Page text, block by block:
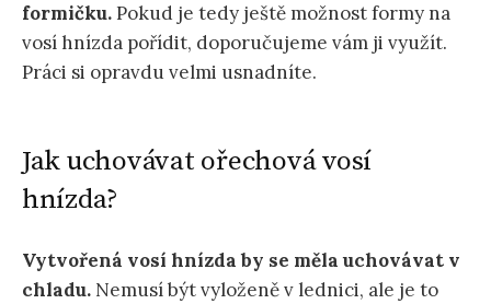
formičku.Pokud je tedy ještě možnost formy na
vosí hnízda pořídit, doporučujeme vám ji využít.
Práci si opravdu velmi usnadníte.
Jak uchovávat ořechová vosí
hnízda?
Vytvořená vosí hnízda by se měla uchovávat v
chladu. Nemusí být vyloženě v lednici, ale je to